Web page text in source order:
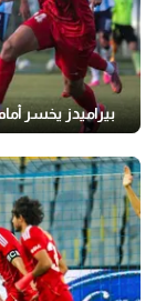
بيراميدز يخسر